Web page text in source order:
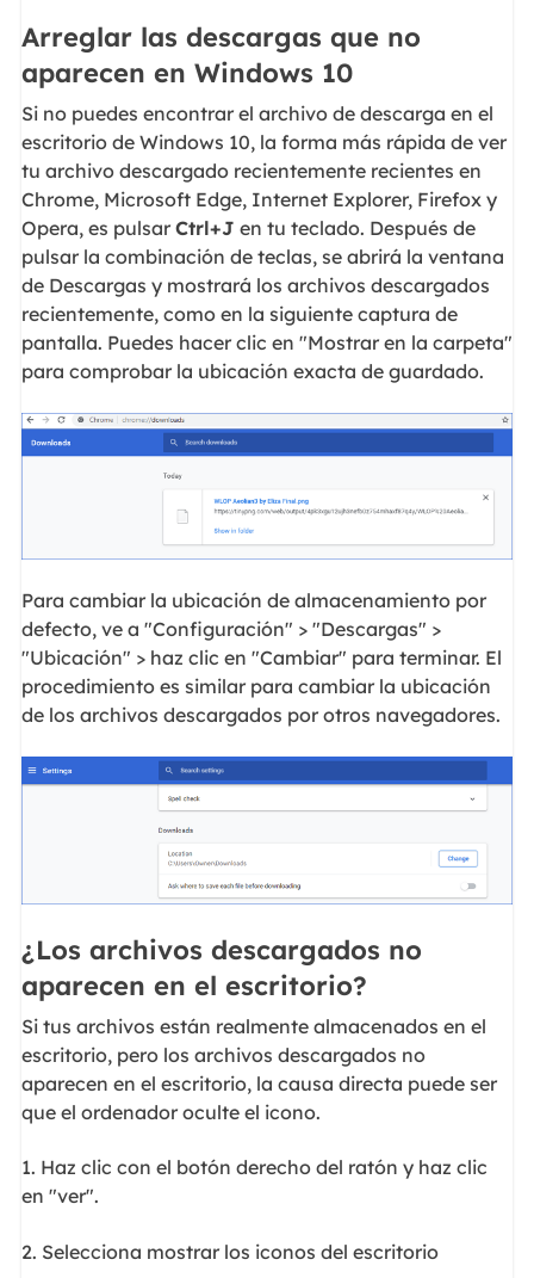
Arreglar las descargas que no
aparecen en Windows 10
Si no puedes encontrar el archivo de descarga en el
escritorio de Windows 10, la forma más rápida de ver
tu archivo descargado recientemente recientes en
Chrome, Microsoft Edge, Internet Explorer, Firefox y
Opera, es pulsar Ctrl+J en tu teclado. Después de
pulsar la combinación de teclas, se abrirá la ventana
de Descargas y mostrará los archivos descargados
recientemente, como en la siguiente captura de
pantalla. Puedes hacer clic en "Mostrar en la carpeta"
para comprobar la ubicación exacta de guardado.
Para cambiar la ubicación de almacenamiento por
defecto, ve a "Configuración" > "Descargas" >
"Ubicación" > haz clic en "Cambiar" para terminar. El
procedimiento es similar para cambiar la ubicación
de los archivos descargados por otros navegadores.
¿Los archivos descargados no
aparecen en el escritorio?
Si tus archivos están realmente almacenados en el
escritorio, pero los archivos descargados no
aparecen en el escritorio, la causa directa puede ser
que el ordenador oculte el icono.
1. Haz clic con el botón derecho del ratón y haz clic
en "ver".
2. Selecciona mostrar los iconos del escritorio